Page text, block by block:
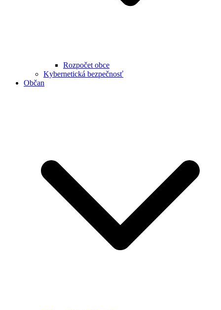
Rozpočet obce
Kybernetická bezpečnosť
Občan